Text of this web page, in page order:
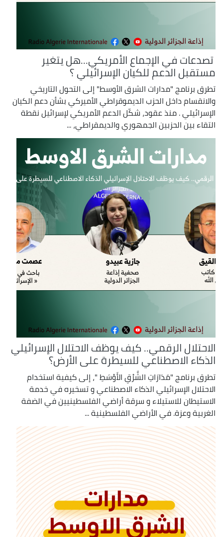
تصدعات في الإجماع الأمريكي...هل يتغير
مستقبل الدعم للكيان الإسرائيلي ؟
تطرق برنامج "مدارات الشرق الأوسط" إلى التحول التاريخي
والانقسام داخل الحزب الديموقراطي الأميركي بشأن دعم الكيان
الإسرائيلي . منذ عقود، شكّل الدعم الأمريكي لإسرائيل نقطة
التقاء بين الحزبين الجمهوري والديمقراطي، ...
الاحتلال الرقمي.. كيف يوظف الاحتلال الإسرائيلي
الذكاء الاصطناعي للسيطرة على الأرض؟
تطرق برنامج "مَدَارَاتِ الشَّرْقِ الأَوْسَطِ "، إلى كيفية استخدام
الاحتلال الإسرائيلي الذكاء الاصطناعي و تسخيره في خدمة
الاستيطان للاستيلاء و سرقة أراضي الفلسطينيين في الضفة
الغربية وعزة. في الأراضي الفلسطينية ...